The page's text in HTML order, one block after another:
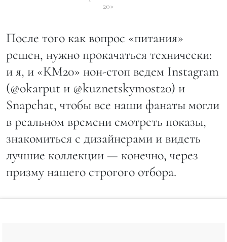
20»
После того как вопрос «питания»
решен, нужно прокачаться технически:
и я, и «КМ20» нон-стоп ведем Instagram
(@okarput и @kuznetskymost20) и
Snapchat, чтобы все наши фанаты могли
в реальном времени смотреть показы,
знакомиться с дизайнерами и видеть
лучшие коллекции — конечно, через
призму нашего строгого отбора.